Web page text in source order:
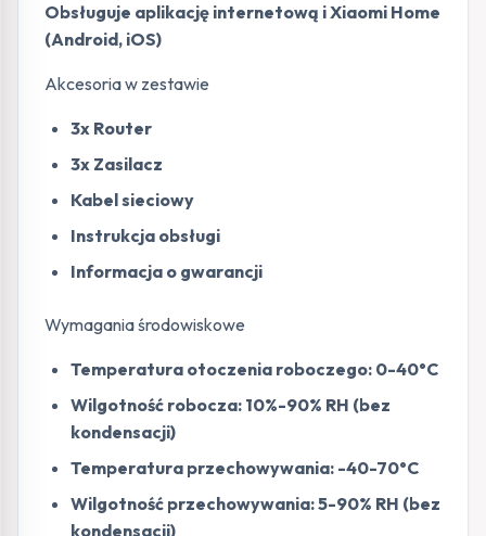
Obsługuje aplikację internetową i Xiaomi Home
(Android, iOS)
Akcesoria w zestawie
3x Router
3x Zasilacz
Kabel sieciowy
Instrukcja obsługi
Informacja o gwarancji
Wymagania środowiskowe
Temperatura otoczenia roboczego: 0-40°C
Wilgotność robocza: 10%-90% RH (bez
kondensacji)
Temperatura przechowywania: -40-70°C
Wilgotność przechowywania: 5-90% RH (bez
kondensacji)